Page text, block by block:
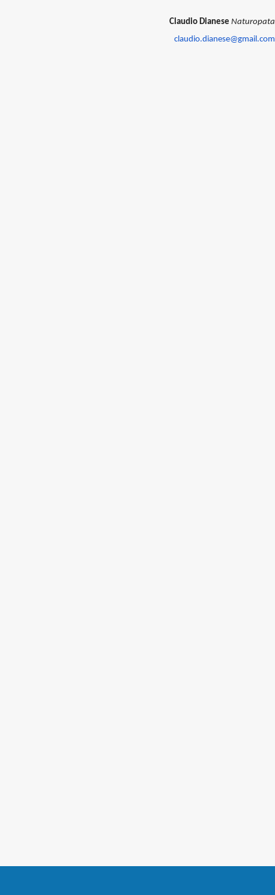
Claudio Dianese Naturopata
claudio.dianese@gmail.com